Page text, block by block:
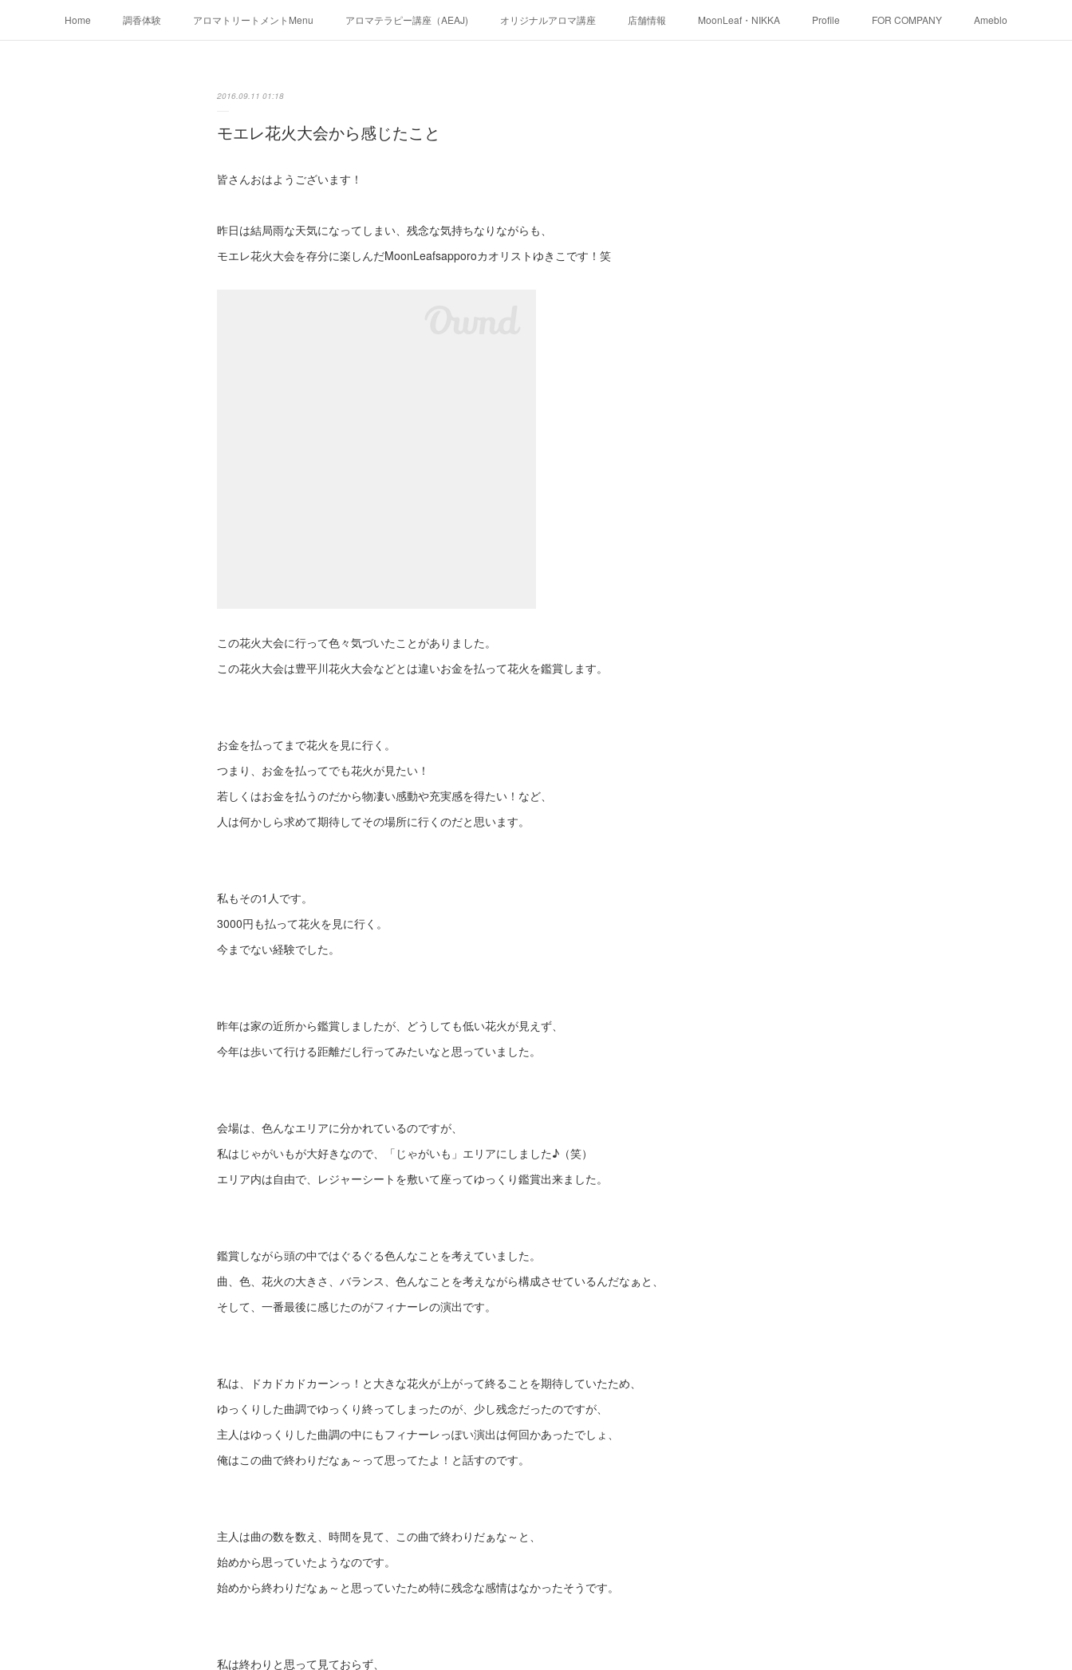
Home 調香体験 アロマトリートメントMenu アロマテラピー講座（AEAJ) オリジナルアロマ講座 店舗情報 MoonLeaf・NIKKA Profile FOR COMPANY Ameblo
2016.09.11 01:18
モエレ花火大会から感じたこと
皆さんおはようございます！
昨日は結局雨な天気になってしまい、残念な気持ちなりながらも、
モエレ花火大会を存分に楽しんだMoonLeafsapporoカオリストゆきこです！笑
この花火大会に行って色々気づいたことがありました。
この花火大会は豊平川花火大会などとは違いお金を払って花火を鑑賞します。
お金を払ってまで花火を見に行く。
つまり、お金を払ってでも花火が見たい！
若しくはお金を払うのだから物凄い感動や充実感を得たい！など、
人は何かしら求めて期待してその場所に行くのだと思います。
私もその1人です。
3000円も払って花火を見に行く。
今までない経験でした。
昨年は家の近所から鑑賞しましたが、どうしても低い花火が見えず、
今年は歩いて行ける距離だし行ってみたいなと思っていました。
会場は、色んなエリアに分かれているのですが、
私はじゃがいもが大好きなので、「じゃがいも」エリアにしました♪（笑）
エリア内は自由で、レジャーシートを敷いて座ってゆっくり鑑賞出来ました。
鑑賞しながら頭の中ではぐるぐる色んなことを考えていました。
曲、色、花火の大きさ、バランス、色んなことを考えながら構成させているんだなぁと、
そして、一番最後に感じたのがフィナーレの演出です。
私は、ドカドカドカーンっ！と大きな花火が上がって終ることを期待していたため、
ゆっくりした曲調でゆっくり終ってしまったのが、少し残念だったのですが、
主人はゆっくりした曲調の中にもフィナーレっぽい演出は何回かあったでしょ、
俺はこの曲で終わりだなぁ～って思ってたよ！と話すのです。
主人は曲の数を数え、時間を見て、この曲で終わりだぁな～と、
始めから思っていたようなのです。
始めから終わりだなぁ～と思っていたため特に残念な感情はなかったそうです。
私は終わりと思って見ておらず、